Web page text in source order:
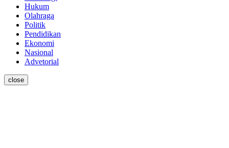
Hukum
Olahraga
Politik
Pendidikan
Ekonomi
Nasional
Advetorial
close